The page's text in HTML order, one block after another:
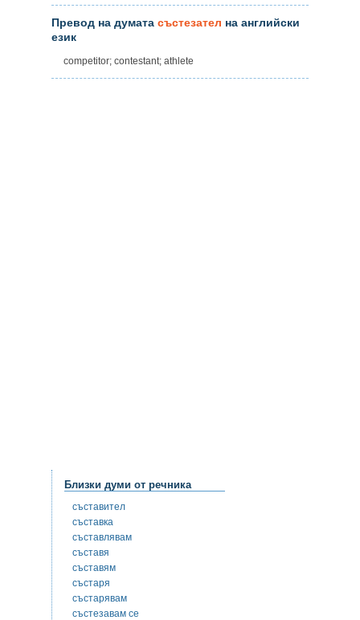
Превод на думата състезател на английски
език
competitor; contestant; athlete
Близки думи от речника
съставител
съставка
съставлявам
съставя
съставям
състаря
състарявам
състезавам се